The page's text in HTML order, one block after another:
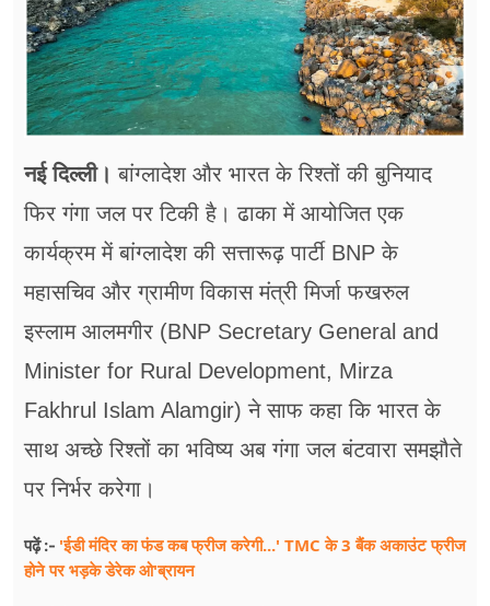
शिक्षा
अन्य खबरें
नई​ दिल्ली। बांग्लादेश और भारत के रिश्तों की बुनियाद
फिर गंगा जल पर टिकी है। ढाका में आयोजित एक
कार्यक्रम में बांग्लादेश की सत्तारूढ़ पार्टी BNP के
महासचिव और ग्रामीण विकास मंत्री मिर्जा फखरुल
इस्लाम आलमगीर (BNP Secretary General and
Minister for Rural Development, Mirza
Fakhrul Islam Alamgir) ने साफ कहा कि भारत के
साथ अच्छे रिश्तों का भविष्य अब गंगा जल बंटवारा समझौते
पर निर्भर करेगा।
पढ़ें :- 'ईडी मंदिर का फंड कब फ्रीज करेगी...' TMC के 3 बैंक अकाउंट फ्रीज
होने पर भड़के डेरेक ओ'ब्रायन